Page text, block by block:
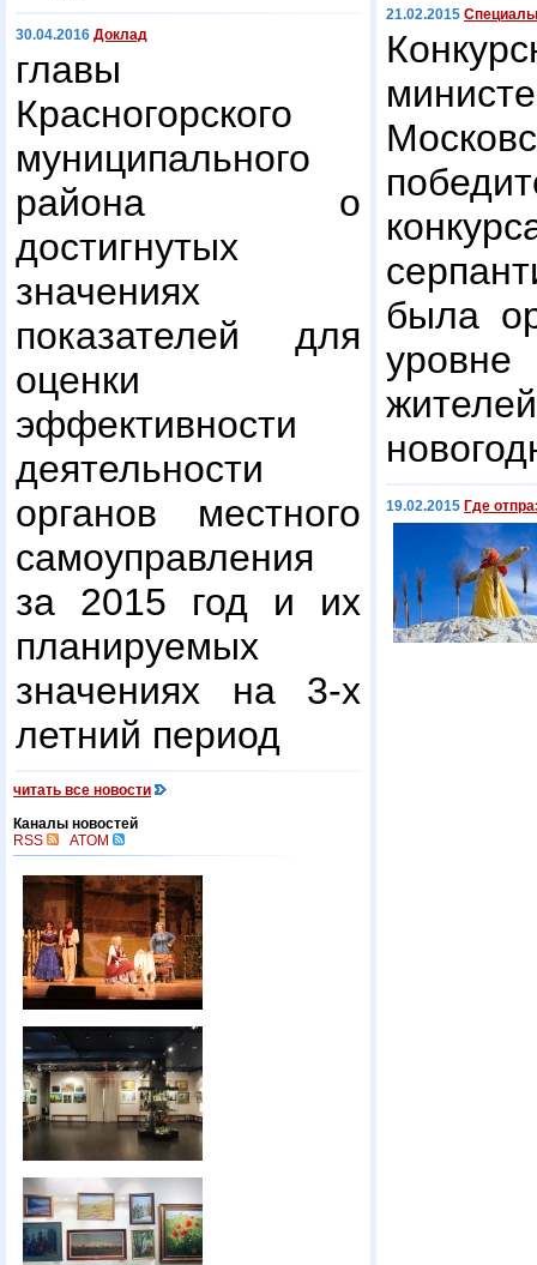
30.04.2016 Доклад
главы
Красногорского
муниципального
района о
достигнутых
значениях
показателей для
оценки
эффективности
деятельности
органов местного
самоуправления
за 2015 год и их
планируемых
значениях на 3-х
летний период
читать все новости
Каналы новостей
RSS
ATOM
21.02.2015
была
19.02.2015 Где